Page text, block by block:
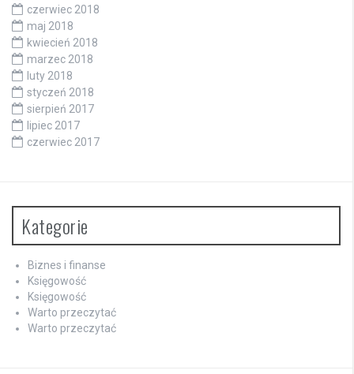
czerwiec 2018
maj 2018
kwiecień 2018
marzec 2018
luty 2018
styczeń 2018
sierpień 2017
lipiec 2017
czerwiec 2017
Kategorie
Biznes i finanse
Księgowość
Księgowość
Warto przeczytać
Warto przeczytać